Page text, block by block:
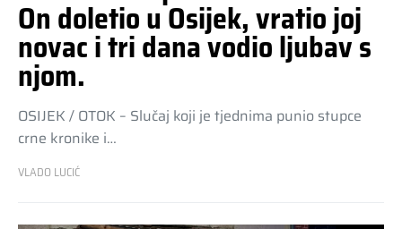
On doletio u Osijek, vratio joj
novac i tri dana vodio ljubav s
njom.
OSIJEK / OTOK – Slučaj koji je tjednima punio stupce
crne kronike i…
VLADO LUCIĆ